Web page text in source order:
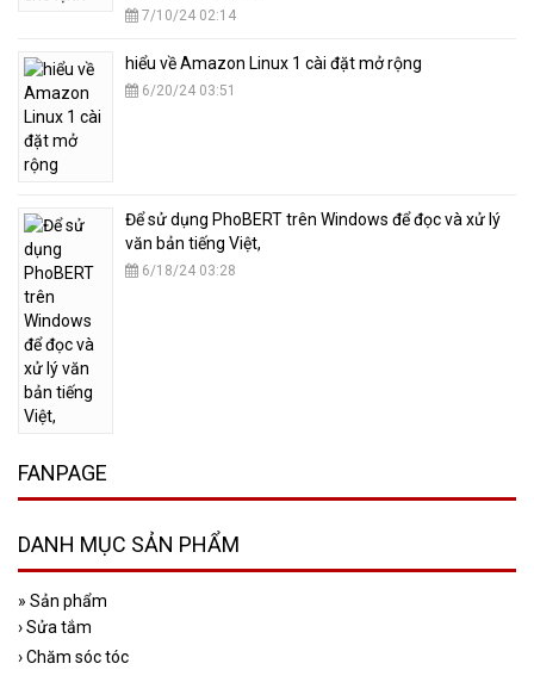
7/10/24 02:14
hiểu về Amazon Linux 1 cài đặt mở rộng
6/20/24 03:51
​Để sử dụng PhoBERT trên Windows để đọc và xử lý
văn bản tiếng Việt,
6/18/24 03:28
FANPAGE
DANH MỤC SẢN PHẨM
» Sản phẩm
›Sửa tắm
›Chăm sóc tóc